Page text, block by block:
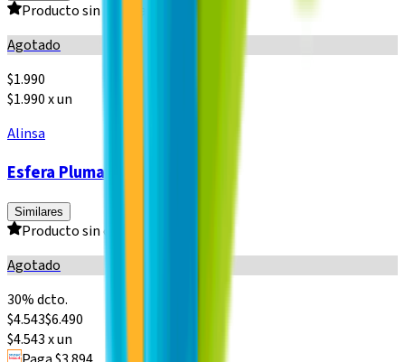
Producto sin calificar
Agotado
$1.990
$1.990 x un
Alinsa
Esfera Plumavit Alinsa 10 cm
Similares
Producto sin calificar
Agotado
30% dcto.
$4.543$6.490
$4.543 x un